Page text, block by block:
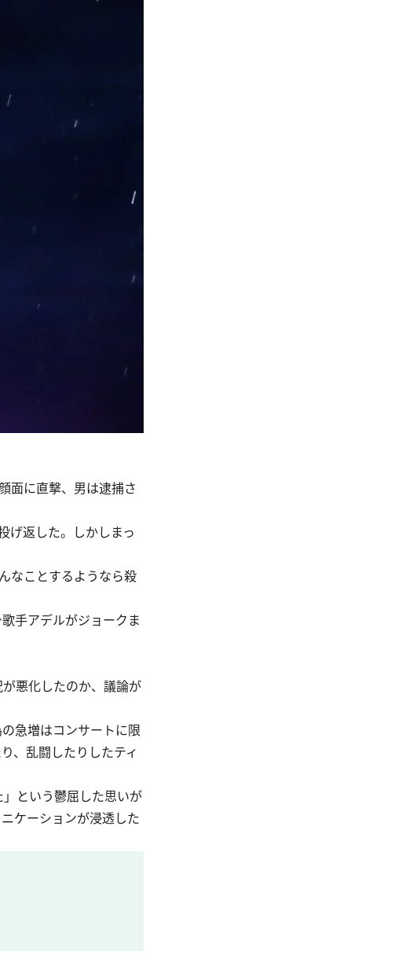
面に直撃、男は逮捕さ
げ返した。しかしまっ
なことするようなら殺
手アデルがジョークま
悪化したのか、議論が
急増はコンサートに限
、 乱闘したりしたティ
という鬱屈した思いが
ケーションが浸透した